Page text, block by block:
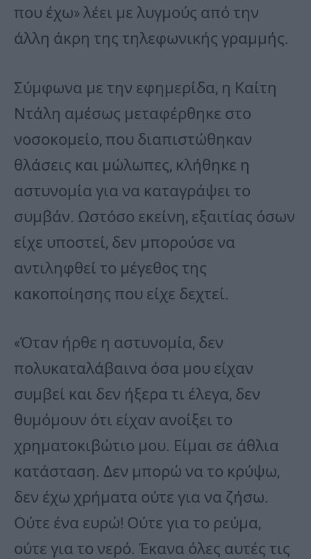
που έχω» λέει με λυγμούς από την
άλλη άκρη της τηλεφωνικής γραμμής.
Σύμφωνα με την εφημερίδα, η Καίτη
Ντάλη αμέσως μεταφέρθηκε στο
νοσοκομείο, που διαπιστώθηκαν
θλάσεις και μώλωπες, κλήθηκε η
αστυνομία για να καταγράψει το
συμβάν. Ωστόσο εκείνη, εξαιτίας όσων
είχε υποστεί, δεν μπορούσε να
αντιληφθεί το μέγεθος της
κακοποίησης που είχε δεχτεί.
«Όταν ήρθε η αστυνομία, δεν
πολυκαταλάβαινα όσα μου είχαν
συμβεί και δεν ήξερα τι έλεγα, δεν
θυμόμουν ότι είχαν ανοίξει το
χρηματοκιβώτιο μου. Είμαι σε άθλια
κατάσταση. Δεν μπορώ να το κρύψω,
δεν έχω χρήματα ούτε για να ζήσω.
Ούτε ένα ευρώ! Ούτε για το ρεύμα,
ούτε για το νερό. Έκανα όλες αυτές τις